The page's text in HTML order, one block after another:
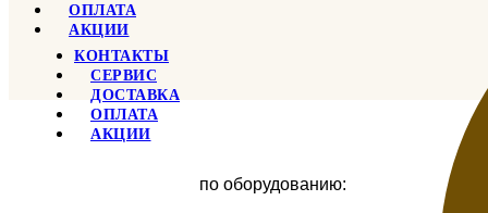
ОПЛАТА
АКЦИИ
по оборудованию:
КОНТАКТЫ
СЕРВИС
ДОСТАВКА
ОПЛАТА
АКЦИИ